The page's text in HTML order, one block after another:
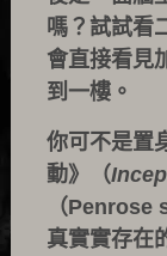
嗎？試試看
會直接看見
到一樓。
你可不是置
動》（
（Penrose
真實實存在